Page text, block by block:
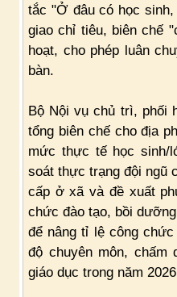
tắc "Ở đâu có học
giao chỉ tiêu, biên chế
hoạt, cho phép luân
bàn.
Bộ Nội vụ chủ trì, phối
tổng biên chế cho địa
mức thực tế học sinh/
soát thực trạng đội ngũ
cấp ở xã và đề xuất
chức đào tạo, bồi
để nâng tỉ lệ công
độ chuyên môn,
giáo dục trong năm